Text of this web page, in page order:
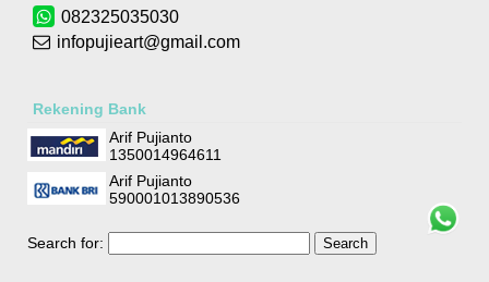
082325035030
infopujieart@gmail.com
Rekening Bank
Arif Pujianto
1350014964611
Arif Pujianto
590001013890536
Search for: